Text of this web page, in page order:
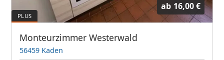
ab 16,00 €
Monteurzimmer Westerwald
56459 Kaden